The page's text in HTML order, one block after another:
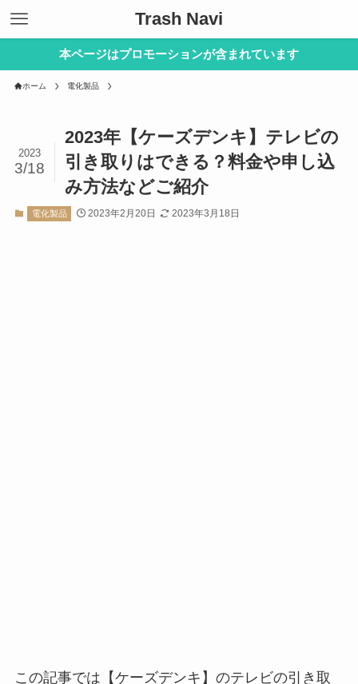
Trash Navi
本ページはプロモーションが含まれています
ホーム 電化製品
2023年【ケーズデンキ】テレビの
引き取りはできる？料金や申し込
み方法などご紹介
2023
3/18
電化製品 2023年2月20日 2023年3月18日
この記事では【ケーズデンキ】のテレビの引き取